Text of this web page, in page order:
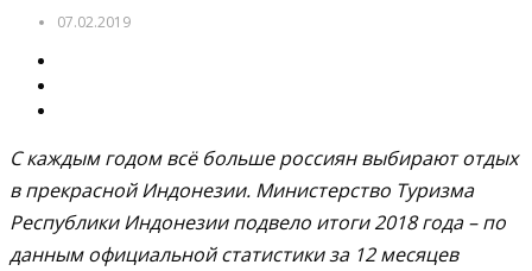
07.02.2019
С каждым годом всё больше россиян выбирают отдых
в прекрасной Индонезии. Министерство Туризма
Республики Индонезии подвело итоги 2018 года – по
данным официальной статистики за 12 месяцев